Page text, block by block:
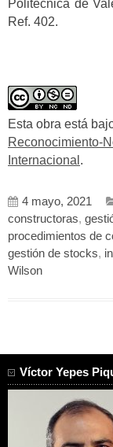
Politècnica de
Ref. 402.
Esta obra está
Reconocimiento-
Internacional .
4 mayo, 2021
constructoras,
procedimientos de
gestión de stocks,
Wilson
Víctor Yepes